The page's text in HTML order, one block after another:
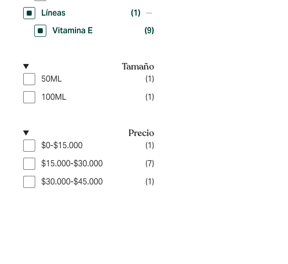
Líneas
(1)
Vitamina E
(9)
Tamaño
50ML
(1)
100ML
(1)
Precio
$0-$15.000
(1)
$15.000-$30.000
(7)
$30.000-$45.000
(1)